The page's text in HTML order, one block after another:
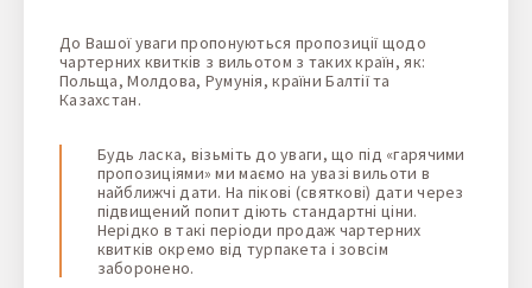
До Вашої уваги пропонуються пропозиції щодо
чартерних квитків з вильотом з таких країн, як:
Польща, Молдова, Румунія, країни Балтії та
Казахстан.
Будь ласка, візьміть до уваги, що під «гарячими
пропозиціями» ми маємо на увазі вильоти в
найближчі дати. На пікові (святкові) дати через
підвищений попит діють стандартні ціни.
Нерідко в такі періоди продаж чартерних
квитків окремо від турпакета і зовсім
заборонено.